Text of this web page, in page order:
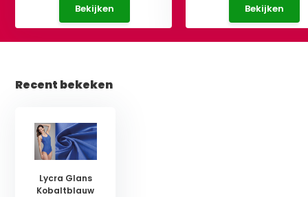
Bekijken Bekijken
Recent bekeken
Lycra Glans
Kobaltblauw